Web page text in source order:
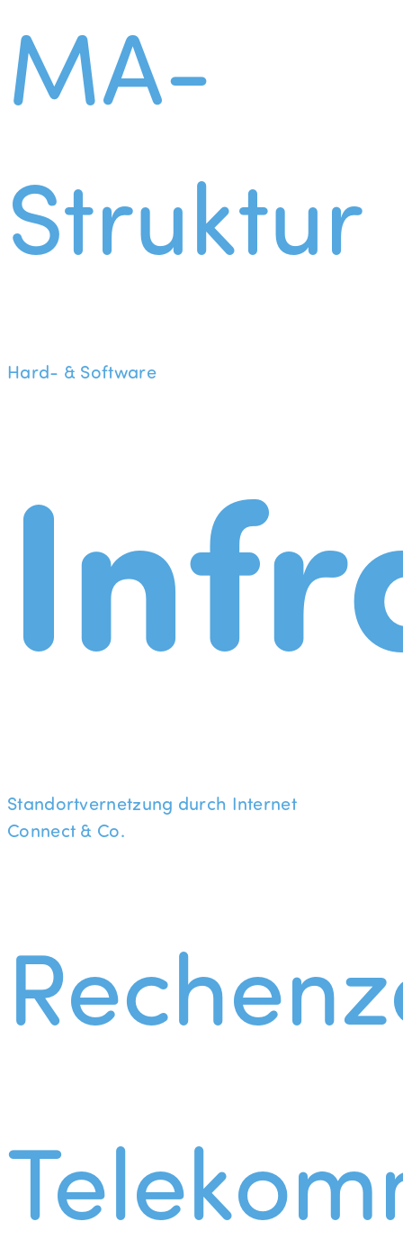
MA-
Struktur
Hard- & Software
Standortvernetzung durch Internet
Connect & Co.